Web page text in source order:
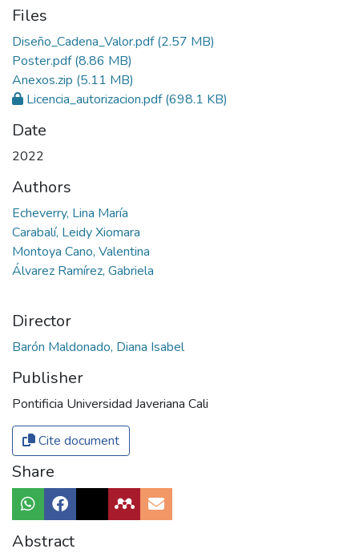
Files
Diseño_Cadena_Valor.pdf(2.57 MB)
Poster.pdf(8.86 MB)
Anexos.zip (5.11 MB)
Licencia_autorizacion.pdf(698.1 KB)
Date
2022
Authors
Echeverry, Lina María
Carabalí, Leidy Xiomara
Montoya Cano, Valentina
Álvarez Ramírez, Gabriela
Director
Barón Maldonado, Diana Isabel
Publisher
Pontificia Universidad Javeriana Cali
Cite document
Share
Abstract